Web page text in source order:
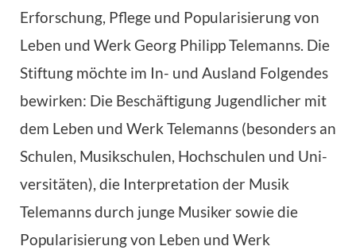
Erforschung, Pflege und Popularisierung von
Leben und Werk Georg Philipp Telemanns. Die
Stiftung möchte im In- und Ausland Folgendes
bewirken: Die Beschäf­tigung Jugendlicher mit
dem Leben und Werk Telemanns (besonders an
Schulen, Musikschulen, Hochschulen und Uni­
versitäten), die Interpretation der Musik
Telemanns durch junge Musiker sowie die
Popularisierung von Leben und Werk